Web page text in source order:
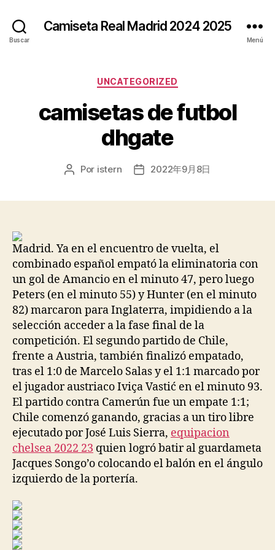
Buscar
Camiseta Real Madrid 2024 2025
Menú
Categorías
UNCATEGORIZED
camisetas de futbol
dhgate
Autor
Por istern
Fecha2022年9月8日
Madrid. Ya en el encuentro de vuelta, el
combinado español empató la eliminatoria con
un gol de Amancio en el minuto 47, pero luego
Peters (en el minuto 55) y Hunter (en el minuto
82) marcaron para Inglaterra, impidiendo a la
selección acceder a la fase final de la
competición. El segundo partido de Chile,
frente a Austria, también finalizó empatado,
tras el 1:0 de Marcelo Salas y el 1:1 marcado por
el jugador austriaco Iviça Vastić en el minuto 93.
El partido contra Camerún fue un empate 1:1;
Chile comenzó ganando, gracias a un tiro libre
ejecutado por José Luis Sierra, equipacion
chelsea 2022 23 quien logró batir al guardameta
Jacques Songo’o colocando el balón en el ángulo
izquierdo de la portería.